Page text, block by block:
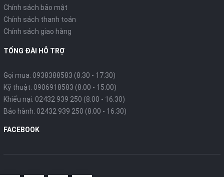
Chính sách bảo mật
Chính sách thanh toán
Chính sách giao hàng
TỔNG ĐÀI HỖ TRỢ
Gọi mua: 0938388583 (8:30 - 17:30)
Kỹ thuật: 0906918583 (8:00 - 15:00)
Khiếu nại: 02432 939 250 (8:00 - 16:30)
Bảo hành: 02432 939 250 (8:00 - 16:30)
FACEBOOK